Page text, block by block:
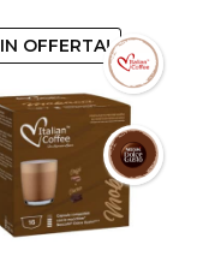
IN OFFERTA!